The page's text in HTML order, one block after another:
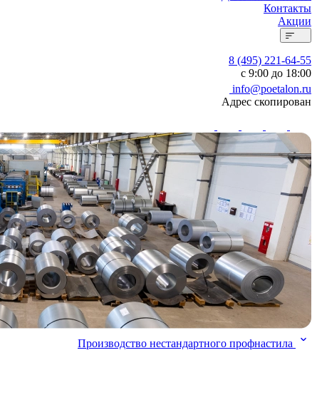
Контакты
Акции
8 (495) 221-64-55
с 9:00 до 18:00
info@poetalon.ru
Адрес скопирован
Производство нестандартного профнастила